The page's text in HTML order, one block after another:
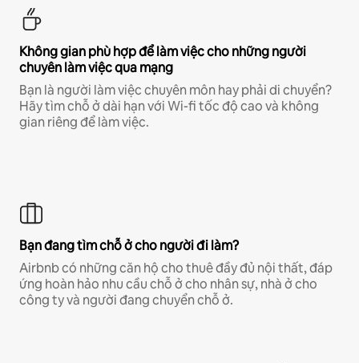
Không gian phù hợp để làm việc cho những người
chuyên làm việc qua mạng
Bạn là người làm việc chuyên môn hay phải di chuyển?
Hãy tìm chỗ ở dài hạn với Wi-fi tốc độ cao và không
gian riêng để làm việc.
Bạn đang tìm chỗ ở cho người đi làm?
Airbnb có những căn hộ cho thuê đầy đủ nội thất, đáp
ứng hoàn hảo nhu cầu chỗ ở cho nhân sự, nhà ở cho
công ty và người đang chuyển chỗ ở.